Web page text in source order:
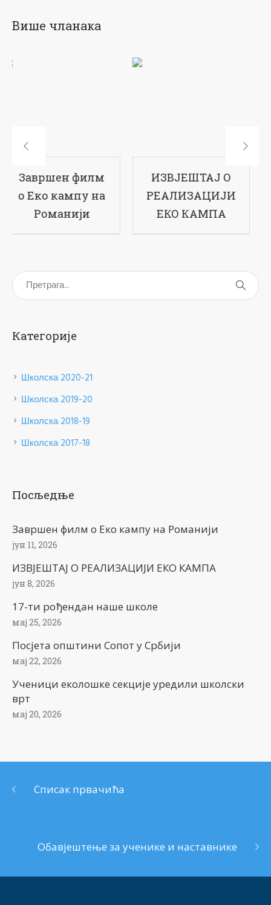
Више чланака
ИЗВЈЕШТАЈ О
РЕАЛИЗАЦИЈИ
ЕКО КАМПА
17-ти рођендан
наше школе
Категорије
Школска 2020-21
Школска 2019-20
Школска 2018-19
Школска 2017-18
Посљедње
Завршен филм о Еко кампу на Романији
јун 11, 2026
ИЗВЈЕШТАЈ О РЕАЛИЗАЦИЈИ ЕКО КАМПА
јун 8, 2026
17-ти рођендан наше школе
мај 25, 2026
Посјета општини Сопот у Србији
мај 22, 2026
Ученици еколошке секције уредили школски
врт
мај 20, 2026
Списак првачића
Обавјештење за ученике и наставнике